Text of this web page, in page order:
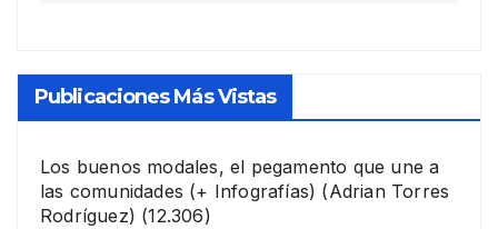
Publicaciones Más Vistas
Los buenos modales, el pegamento que une a
las comunidades (+ Infografías) (Adrian Torres
Rodríguez) (12.306)